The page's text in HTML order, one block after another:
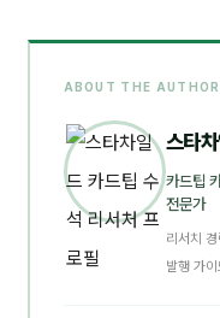
ABOUT THE AUTHOR
스타
카드팁
전문가
리서치 경
발행 가이